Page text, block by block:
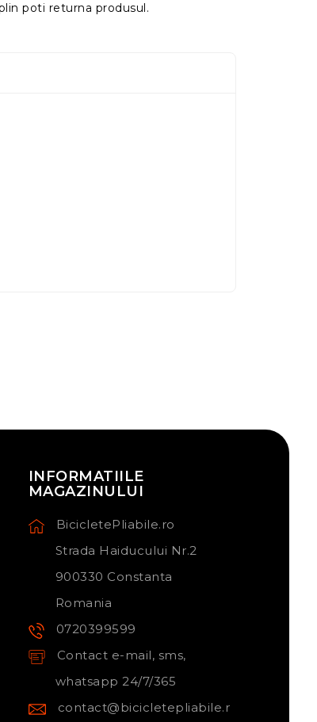
poti returna produsul.
INFORMATIILE
MAGAZINULUI
BicicletePliabile.ro
Strada Haiducului Nr.2
900330 Constanta
Romania
0720399599
Contact e-mail, sms,
whatsapp 24/7/365
contact@bicicletepliabile.r